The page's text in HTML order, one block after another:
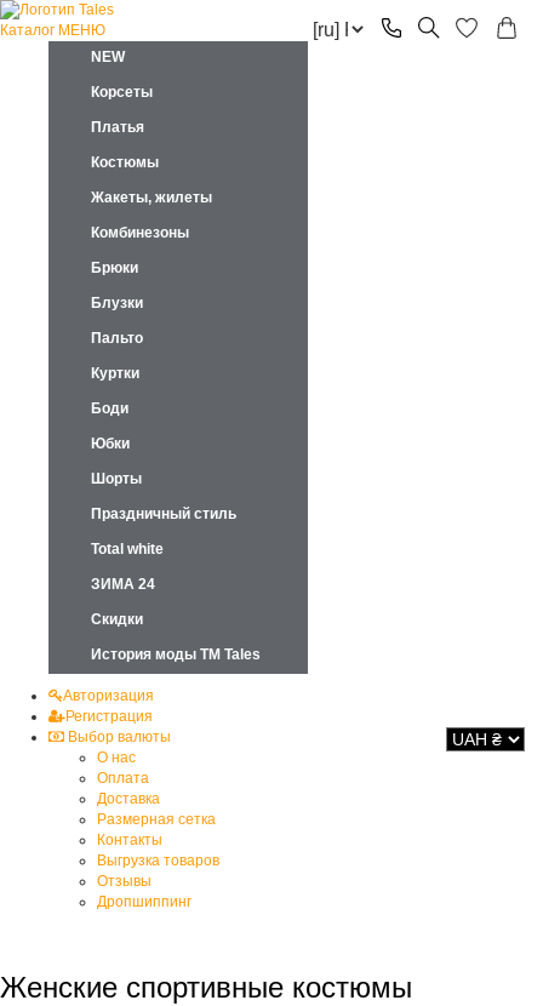
Каталог МЕНЮ
NEW
Корсеты
Платья
Костюмы
Жакеты, жилеты
Комбинезоны
Брюки
Блузки
Пальто
Куртки
Боди
Юбки
Шорты
Праздничный стиль
Total white
ЗИМА 24
Скидки
История моды ТМ Tales
Авторизация
Регистрация
Выбор валюты
О нас
Оплата
Доставка
Размерная сетка
Контакты
Выгрузка товаров
Отзывы
Дропшиппинг
Женские спортивные костюмы